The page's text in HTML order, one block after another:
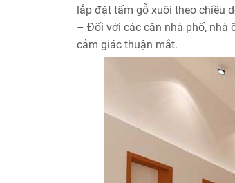
lắp đặt tấm gỗ xuôi theo chiều
– Đối với các căn nhà phố, nhà
cảm giác thuận mắt.